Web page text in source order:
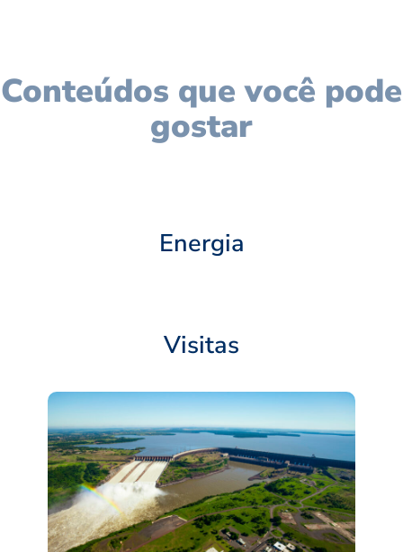
Conteúdos que você pode
gostar
Energia
Visitas